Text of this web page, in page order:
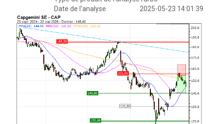
Date de l'analyse
2025-05-23 14:01:39